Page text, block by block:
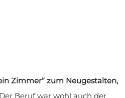
Zimmer“ zum Neugestalten,
Der Beruf war wohl auch der